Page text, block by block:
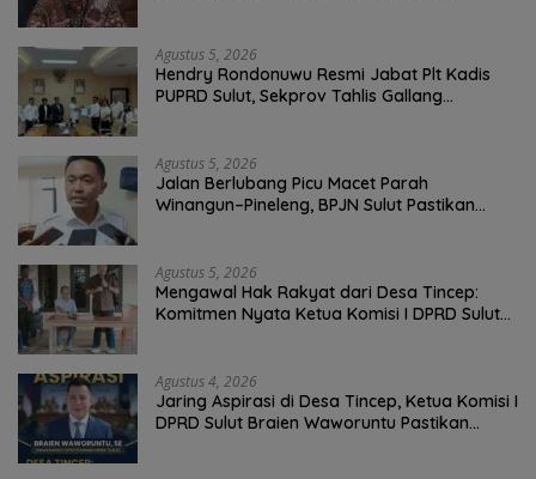
Agustus 5, 2026
Hendry Rondonuwu Resmi Jabat Plt Kadis
PUPRD Sulut, Sekprov Tahlis Gallang
Agustus 5, 2026
Jalan Berlubang Picu Macet Parah
Winangun–Pineleng, BPJN Sulut Pastikan
Agustus 5, 2026
Mengawal Hak Rakyat dari Desa Tincep:
Komitmen Nyata Ketua Komisi I DPRD Sulut
Agustus 4, 2026
Jaring Aspirasi di Desa Tincep, Ketua Komisi I
DPRD Sulut Braien Waworuntu Pastikan